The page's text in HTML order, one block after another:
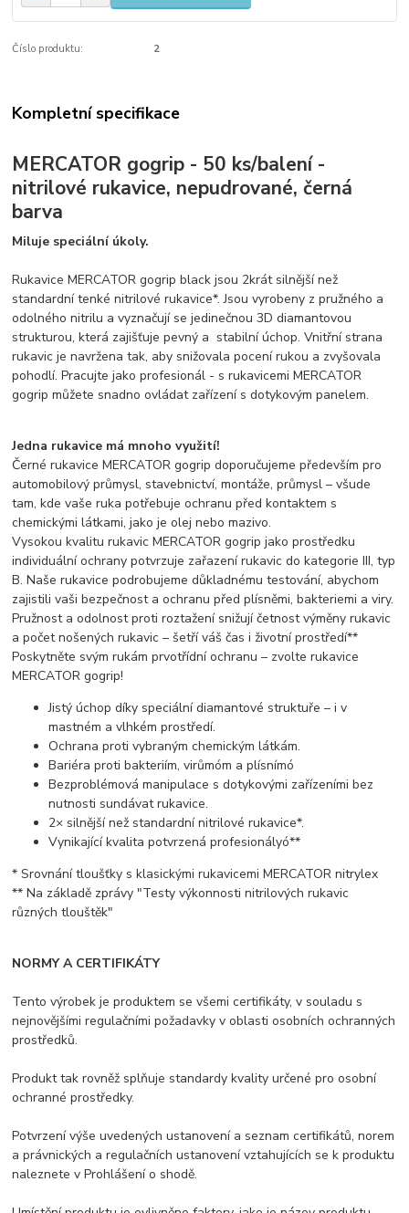
Číslo produktu: 2
Kompletní specifikace
MERCATOR gogrip - 50 ks/balení -
nitrilové rukavice, nepudrované, černá
barva
Miluje speciální úkoly.
Rukavice MERCATOR gogrip black jsou 2krát silnější než
standardní tenké nitrilové rukavice*. Jsou vyrobeny z pružného a
odolného nitrilu a vyznačují se jedinečnou 3D diamantovou
strukturou, která zajišťuje pevný a stabilní úchop. Vnitřní strana
rukavic je navržena tak, aby snižovala pocení rukou a zvyšovala
pohodlí. Pracujte jako profesionál - s rukavicemi MERCATOR
gogrip můžete snadno ovládat zařízení s dotykovým panelem.
Jedna rukavice má mnoho využití!
Černé rukavice MERCATOR gogrip doporučujeme především pro
automobilový průmysl, stavebnictví, montáže, průmysl – všude
tam, kde vaše ruka potřebuje ochranu před kontaktem s
chemickými látkami, jako je olej nebo mazivo.
Vysokou kvalitu rukavic MERCATOR gogrip jako prostředku
individuální ochrany potvrzuje zařazení rukavic do kategorie III, typ
B. Naše rukavice podrobujeme důkladnému testování, abychom
zajistili vaši bezpečnost a ochranu před plísněmi, bakteriemi a viry.
Pružnost a odolnost proti roztažení snižují četnost výměny rukavic
a počet nošených rukavic – šetří váš čas i životní prostředí**
Poskytněte svým rukám prvotřídní ochranu – zvolte rukavice
MERCATOR gogrip!
Jistý úchop díky speciální diamantové struktuře – i v
mastném a vlhkém prostředí.
Ochrana proti vybraným chemickým látkám.
Bariéra proti bakteriím, virůmóm a plísnímó
Bezproblémová manipulace s dotykovými zařízeními bez
nutnosti sundávat rukavice.
2× silnější než standardní nitrilové rukavice*.
Vynikající kvalita potvrzená profesionályó**
* Srovnání tloušťky s klasickými rukavicemi MERCATOR nitrylex
** Na základě zprávy "Testy výkonnosti nitrilových rukavic
různých tlouštěk"
NORMY A CERTIFIKÁTY
Tento výrobek je produktem se všemi certifikáty, v souladu s
nejnovějšími regulačními požadavky v oblasti osobních ochranných
prostředků.
Produkt tak rovněž splňuje standardy kvality určené pro osobní
ochranné prostředky.
Potvrzení výše uvedených ustanovení a seznam certifikátů, norem
a právnických a regulačních ustanovení vztahujících se k produktu
naleznete v Prohlášení o shodě.